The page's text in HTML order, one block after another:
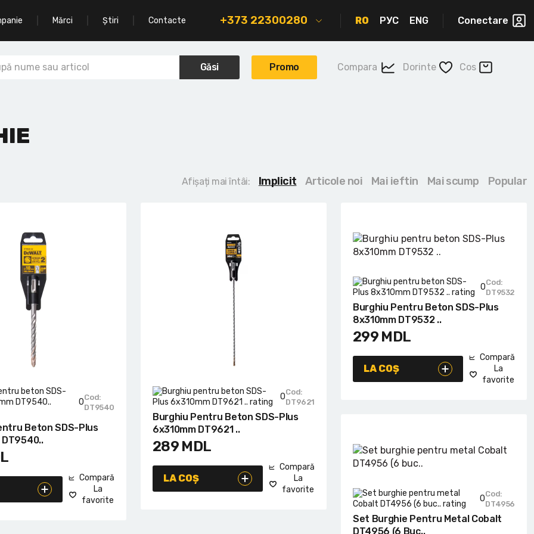
Mărci Știri Contacte +373 22300280 RO РУС ENG Conectare
Găsi Promo Compara Dorinte Cos
Afișați mai întâi: Implicit Articole noi Mai ieftin Mai scump Popular
0Cod:
DT9540
Beton SDS-Plus
DT9540..
Compară
La
favorite
0Cod:
DT9621
Burghiu Pentru Beton SDS-Plus
6x310mm DT9621 ..
289 MDL
LA COȘ
Compară
La
favorite
0Cod:
DT9532
Burghiu Pentru Beton SDS-Plus
8x310mm DT9532 ..
299 MDL
LA COȘ
Compară
La
favorite
0Cod:
DT4956
Set Burghie Pentru Metal Cobalt
DT4956 (6 Buc..